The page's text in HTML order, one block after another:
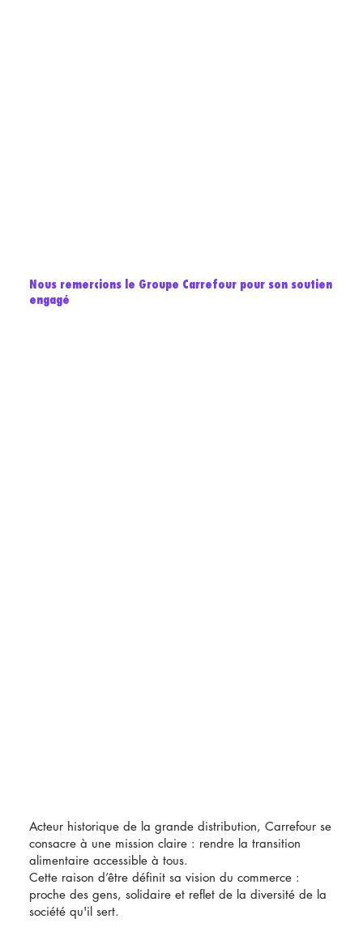
Nous remercions le Groupe Carrefour pour son soutien
engagé
Acteur historique de la grande distribution, Carrefour se
consacre à une mission claire : rendre la transition
alimentaire accessible à tous.
Cette raison d’être définit sa vision du commerce :
proche des gens, solidaire et reflet de la diversité de la
société qu'il sert.